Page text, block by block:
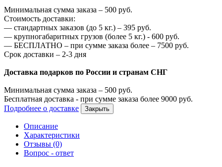
Минимальная сумма заказа – 500 руб.
Стоимость доставки:
— стандартных заказов (до 5 кг.) – 395 руб.
— крупногабаритных грузов (более 5 кг.) - 600 руб.
— БЕСПЛАТНО – при сумме заказа более – 7500 руб.
Срок доставки – 2-3 дня
Доставка подарков по России и странам СНГ
Минимальная сумма заказа – 500 руб.
Бесплатная доставка - при сумме заказа более 9000 руб.
Подробнее о доставке
Закрыть
Описание
Характеристики
Отзывы (0)
Вопрос - ответ